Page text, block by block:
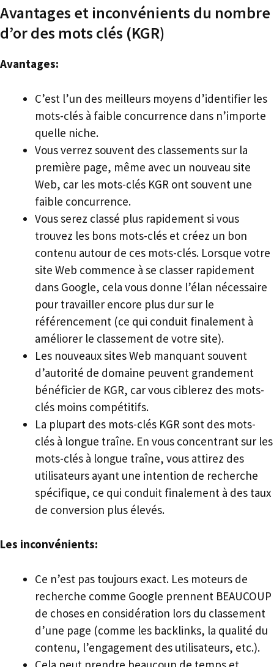
Avantages et inconvénients du nombre
d’or des mots clés (KGR)
Avantages:
C’est l’un des meilleurs moyens d’identifier les
mots-clés à faible concurrence dans n’importe
quelle niche.
Vous verrez souvent des classements sur la
première page, même avec un nouveau site
Web, car les mots-clés KGR ont souvent une
faible concurrence.
Vous serez classé plus rapidement si vous
trouvez les bons mots-clés et créez un bon
contenu autour de ces mots-clés. Lorsque votre
site Web commence à se classer rapidement
dans Google, cela vous donne l’élan nécessaire
pour travailler encore plus dur sur le
référencement (ce qui conduit finalement à
améliorer le classement de votre site).
Les nouveaux sites Web manquant souvent
d’autorité de domaine peuvent grandement
bénéficier de KGR, car vous ciblerez des mots-
clés moins compétitifs.
La plupart des mots-clés KGR sont des mots-
clés à longue traîne. En vous concentrant sur les
mots-clés à longue traîne, vous attirez des
utilisateurs ayant une intention de recherche
spécifique, ce qui conduit finalement à des taux
de conversion plus élevés.
Les inconvénients:
Ce n’est pas toujours exact. Les moteurs de
recherche comme Google prennent BEAUCOUP
de choses en considération lors du classement
d’une page (comme les backlinks, la qualité du
contenu, l’engagement des utilisateurs, etc.).